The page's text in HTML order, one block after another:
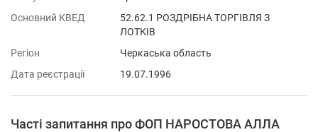
Основний КВЕД
52.62.1 РОЗДРІБНА ТОРГІВЛЯ З
ЛОТКІВ
Регіон
Черкаська область
Дата реєстрації
19.07.1996
Часті запитання про ФОП НАРОСТОВА АЛЛА